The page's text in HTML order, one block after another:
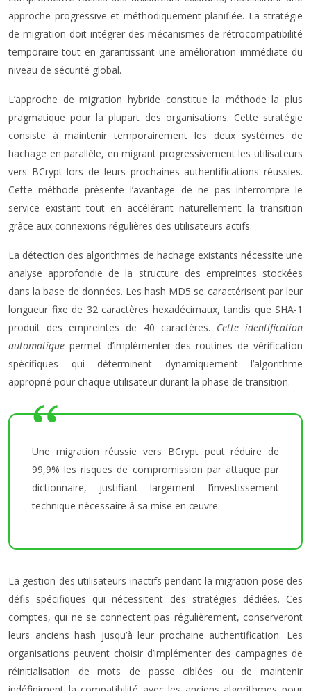
approche progressive et méthodiquement planifiée. La stratégie
de migration doit intégrer des mécanismes de rétrocompatibilité
temporaire tout en garantissant une amélioration immédiate du
niveau de sécurité global.
L’approche de migration hybride constitue la méthode la plus
pragmatique pour la plupart des organisations. Cette stratégie
consiste à maintenir temporairement les deux systèmes de
hachage en parallèle, en migrant progressivement les utilisateurs
vers BCrypt lors de leurs prochaines authentifications réussies.
Cette méthode présente l’avantage de ne pas interrompre le
service existant tout en accélérant naturellement la transition
grâce aux connexions régulières des utilisateurs actifs.
La détection des algorithmes de hachage existants nécessite une
analyse approfondie de la structure des empreintes stockées
dans la base de données. Les hash MD5 se caractérisent par leur
longueur fixe de 32 caractères hexadécimaux, tandis que SHA-1
produit des empreintes de 40 caractères. Cette identification
automatique permet d’implémenter des routines de vérification
spécifiques qui déterminent dynamiquement l’algorithme
approprié pour chaque utilisateur durant la phase de transition.
Une migration réussie vers BCrypt peut réduire de
99,9% les risques de compromission par attaque par
dictionnaire, justifiant largement l’investissement
technique nécessaire à sa mise en œuvre.
La gestion des utilisateurs inactifs pendant la migration pose des
défis spécifiques qui nécessitent des stratégies dédiées. Ces
comptes, qui ne se connectent pas régulièrement, conserveront
leurs anciens hash jusqu’à leur prochaine authentification. Les
organisations peuvent choisir d’implémenter des campagnes de
réinitialisation de mots de passe ciblées ou de maintenir